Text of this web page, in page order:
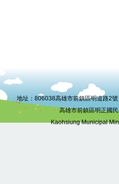
:::
地址：806038高雄市前鎮區明道路2
高雄市前鎮區明正國
Kaohsiung Municipal